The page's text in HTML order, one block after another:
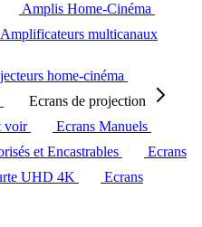
Amplis Home-Cinéma
Amplificateurs multicanaux
home-cinéma
Ecrans de projection
voir
Ecrans Manuels
et Encastrables
Ecrans
UHD 4K
Ecrans